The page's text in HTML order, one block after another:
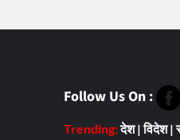
Follow Us On :
Trending:देश|विदेश|